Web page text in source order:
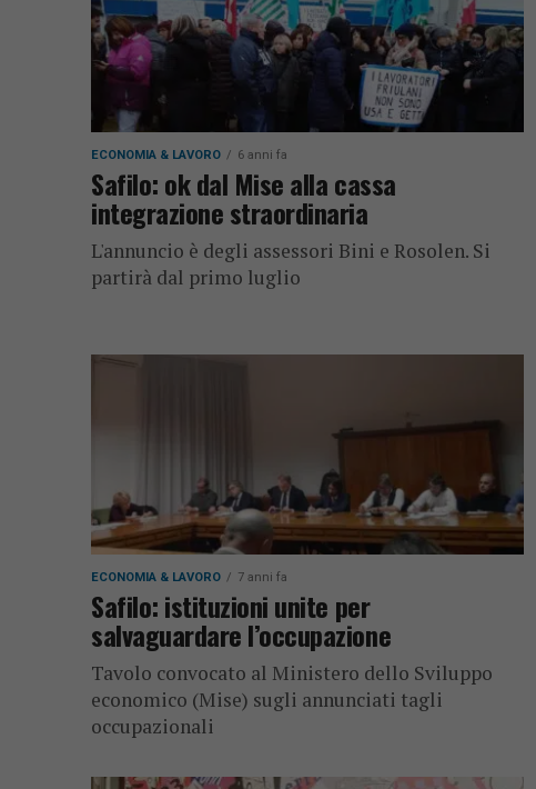
ECONOMIA & LAVORO 6 anni fa
Safilo: ok dal Mise alla cassa
integrazione straordinaria
L'annuncio è degli assessori Bini e Rosolen. Si
partirà dal primo luglio
ECONOMIA & LAVORO 7 anni fa
Safilo: istituzioni unite per
salvaguardare l’occupazione
Tavolo convocato al Ministero dello Sviluppo
economico (Mise) sugli annunciati tagli
occupazionali